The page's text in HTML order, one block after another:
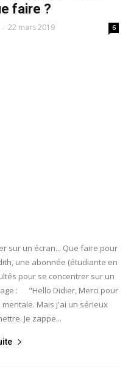
faire ?
- 22 mars 2019 6
sur un écran... Que faire pour
une abonnée (étudiante en
pour se concentrer sur un
: "Hello Didier, Merci pour
Mais j'ai un sérieux
Je zappe...